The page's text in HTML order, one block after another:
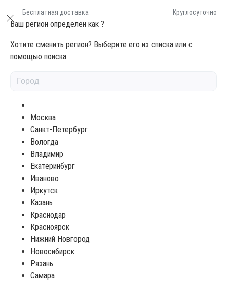
Бесплатная доставка Круглосуточно
Ваш регион определен как ?
Хотите сменить регион? Выберите его из списка или с
помощью поиска
Москва
Санкт-Петербург
Вологда
Владимир
Екатеринбург
Иваново
Иркутск
Казань
Краснодар
Красноярск
Нижний Новгород
Новосибирск
Рязань
Самара
TORVENS МАСЛО ДЛЯ ФАСАДА
ИНДИВИДУАЛЬНЫЙ ЦВЕТ 5Л
17046 ₽
Индивидуальный цвет